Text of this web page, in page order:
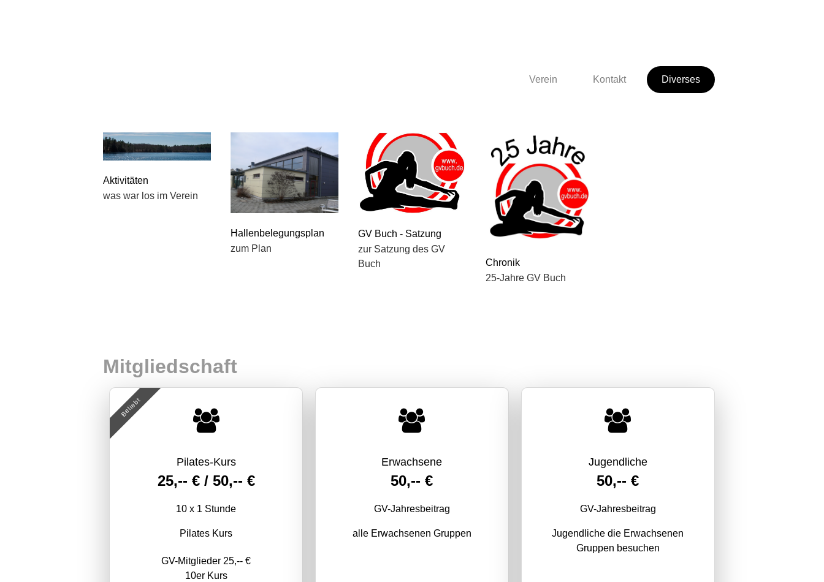
Verein Kontakt Diverses
Aktivitäten
was war los im Verein
Hallenbelegungsplan
zum Plan
GV Buch - Satzung
zur Satzung des GV
Buch
Chronik
25-Jahre GV Buch
Mitgliedschaft
Beliebt
Pilates-Kurs
25,-- € / 50,-- €
10 x 1 Stunde
Pilates Kurs
GV-Mitglieder 25,-- €
10er Kurs
Erwachsene
50,-- €
GV-Jahresbeitrag
alle Erwachsenen Gruppen
Jugendliche
50,-- €
GV-Jahresbeitrag
Jugendliche die Erwachsenen
Gruppen besuchen